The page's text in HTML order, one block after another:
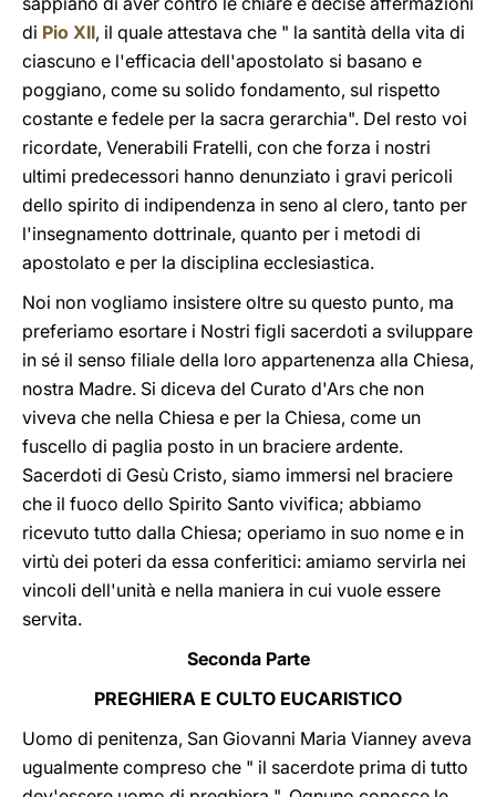
di Pio XII, il quale attestava che " la santità della vita di
ciascuno e l'efficacia dell'apostolato si basano e
poggiano, come su solido fondamento, sul rispetto
costante e fedele per la sacra gerarchia". Del resto voi
ricordate, Venerabili Fratelli, con che forza i nostri
ultimi predecessori hanno denunziato i gravi pericoli
dello spirito di indipendenza in seno al clero, tanto per
l'insegnamento dottrinale, quanto per i metodi di
apostolato e per la disciplina ecclesiastica.
Noi non vogliamo insistere oltre su questo punto, ma
preferiamo esortare i Nostri figli sacerdoti a sviluppare
in sé il senso filiale della loro appartenenza alla Chiesa,
nostra Madre. Si diceva del Curato d'Ars che non
viveva che nella Chiesa e per la Chiesa, come un
fuscello di paglia posto in un braciere ardente.
Sacerdoti di Gesù Cristo, siamo immersi nel braciere
che il fuoco dello Spirito Santo vivifica; abbiamo
ricevuto tutto dalla Chiesa; operiamo in suo nome e in
virtù dei poteri da essa conferitici: amiamo servirla nei
vincoli dell'unità e nella maniera in cui vuole essere
servita.
Seconda Parte
PREGHIERA E CULTO EUCARISTICO
Uomo di penitenza, San Giovanni Maria Vianney aveva
ugualmente compreso che " il sacerdote prima di tutto